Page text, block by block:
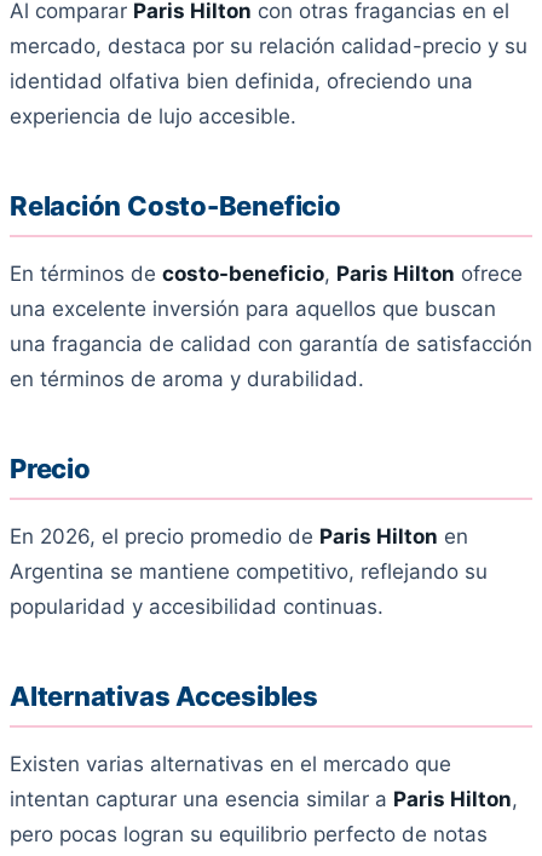
Al comparar Paris Hilton con otras fragancias en el
mercado, destaca por su relación calidad-precio y su
identidad olfativa bien definida, ofreciendo una
experiencia de lujo accesible.
Relación Costo-Beneficio
En términos de costo-beneficio, Paris Hilton ofrece
una excelente inversión para aquellos que buscan
una fragancia de calidad con garantía de satisfacción
en términos de aroma y durabilidad.
Precio
En 2026, el precio promedio de Paris Hilton en
Argentina se mantiene competitivo, reflejando su
popularidad y accesibilidad continuas.
Alternativas Accesibles
Existen varias alternativas en el mercado que
intentan capturar una esencia similar a Paris Hilton,
pero pocas logran su equilibrio perfecto de notas